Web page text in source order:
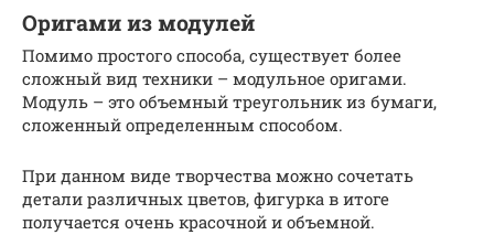
Оригами из модулей
Помимо простого способа, существует более
сложный вид техники – модульное оригами.
Модуль – это объемный треугольник из бумаги,
сложенный определенным способом.
При данном виде творчества можно сочетать
детали различных цветов, фигурка в итоге
получается очень красочной и объемной.